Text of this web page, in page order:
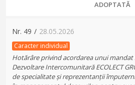
ADOPTATĂ
Nr. 49 / 28.05.2026
Caracter individual
Hotărâre privind acordarea unui mandat
Dezvoltare Intercomunitară ECOLECT
de specialitate și reprezentanții